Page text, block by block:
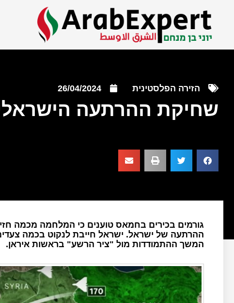
הזירה הפלסטינית 26/04/2024
שחיקת ההרתעה
גורמים בכירים בחמאס טוענים כי המלחמה מכמה
ההרתעה של ישראל. ישראל חייבת לנקוט בכמה
המשך ההתמודדות מול "ציר הרשע" בראשות איראן.